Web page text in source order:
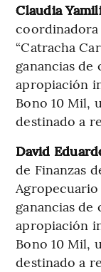
Claudia
“Catracha
ganancias
apropiación
Bono 10 Mil,
destinado a
David
de Finanzas
ganancias
apropiación
Bono 10 Mil,
destinado a